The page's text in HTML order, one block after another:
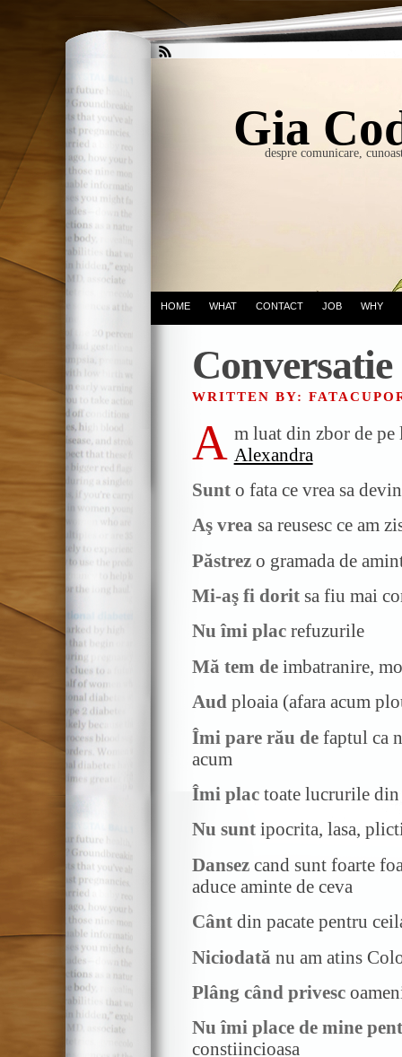
Gia
despre comunicare,
HOME WHAT CONTACT JOB WHY
Conversatie
WRITTEN BY:
A m luat din zbor de pe
Alexandra
Sunt o fata ce vrea sa
Aş vrea sa reusesc ce am
Păstrez o gramada de
Mi-aş fi dorit sa fiu mai
Nu îmi plac refuzurile
Mă tem de imbatranire,
Aud ploaia (afara acum
Îmi pare rău de faptul ca
acum
Îmi plac toate lucrurile
Nu sunt ipocrita, lasa,
Dansez cand sunt foarte
aduce aminte de ceva
Cânt din pacate pentru
Niciodată nu am atins
Plâng când privesc
Nu îmi place de mine
constiincioasa